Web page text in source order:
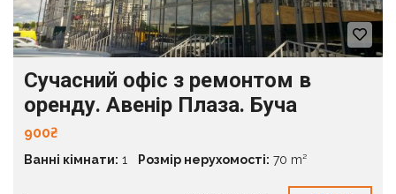
Сучасний офіс з ремонтом в
оренду. Авенір Плаза. Буча
900₴
Ванні кімнати: 1 Розмір нерухомості: 70 m²